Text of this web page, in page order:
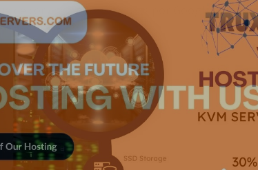
de complementos creados por Google o por